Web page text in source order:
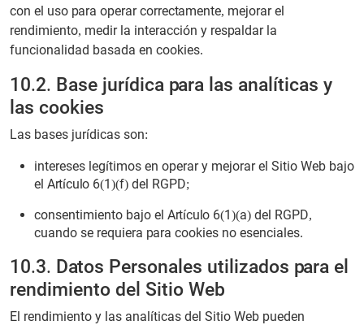
con el uso para operar correctamente, mejorar el
rendimiento, medir la interacción y respaldar la
funcionalidad basada en cookies.
10.2. Base jurídica para las analíticas y
las cookies
Las bases jurídicas son:
intereses legítimos en operar y mejorar el Sitio Web bajo
el Artículo 6(1)(f) del RGPD;
consentimiento bajo el Artículo 6(1)(a) del RGPD,
cuando se requiera para cookies no esenciales.
10.3. Datos Personales utilizados para el
rendimiento del Sitio Web
El rendimiento y las analíticas del Sitio Web pueden